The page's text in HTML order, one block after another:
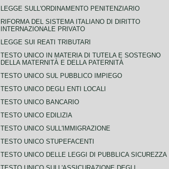
LEGGE SULL'ORDINAMENTO PENITENZIARIO
RIFORMA DEL SISTEMA ITALIANO DI DIRITTO
INTERNAZIONALE PRIVATO
LEGGE SUI REATI TRIBUTARI
TESTO UNICO IN MATERIA DI TUTELA E SOSTEGNO
DELLA MATERNITÀ E DELLA PATERNITÀ
TESTO UNICO SUL PUBBLICO IMPIEGO
TESTO UNICO DEGLI ENTI LOCALI
TESTO UNICO BANCARIO
TESTO UNICO EDILIZIA
TESTO UNICO SULL'IMMIGRAZIONE
TESTO UNICO STUPEFACENTI
TESTO UNICO DELLE LEGGI DI PUBBLICA SICUREZZA